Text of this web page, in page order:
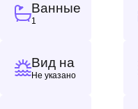
Ванные
1
Вид на
Не указано